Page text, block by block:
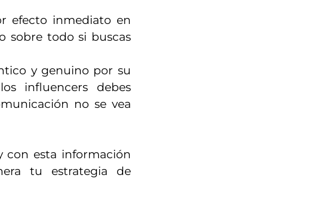
efecto inmediato en
sobre todo si buscas
y genuino por su
influencers debes
no se vea
con esta información
tu estrategia de